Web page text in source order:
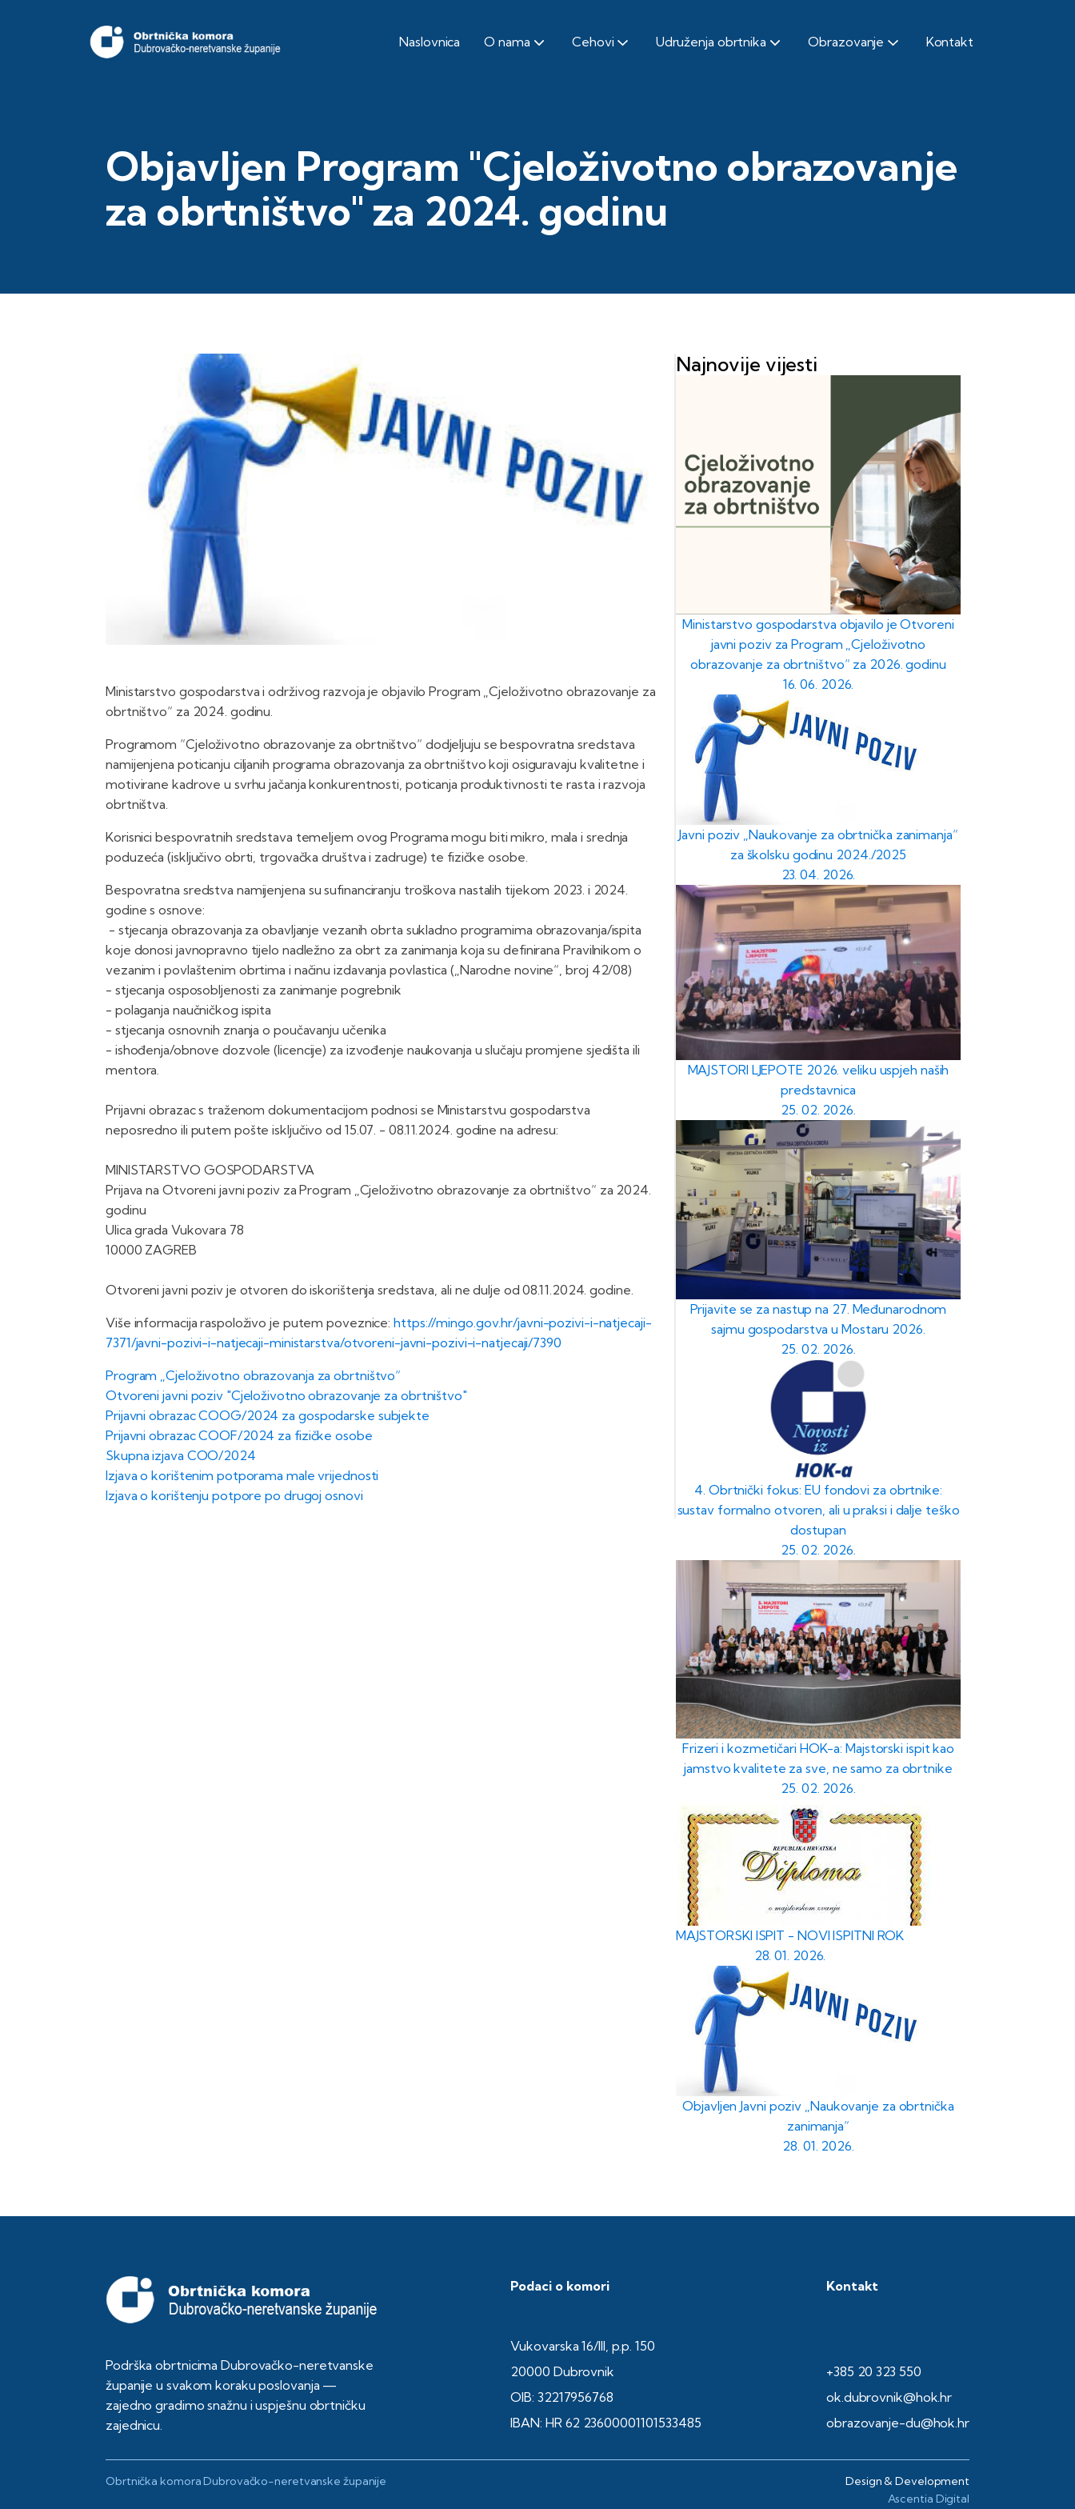
Naslovnica O nama Cehovi Udruženja obrtnika Obrazovanje Kontakt
Objavljen Program "Cjeloživotno obrazovanje
za obrtništvo" za 2024. godinu
Ministarstvo gospodarstva i održivog razvoja je objavilo Program „Cjeloživotno obrazovanje za
obrtništvo“ za 2024. godinu.
Programom “Cjeloživotno obrazovanje za obrtništvo“ dodjeljuju se bespovratna sredstava
namijenjena poticanju ciljanih programa obrazovanja za obrtništvo koji osiguravaju kvalitetne i
motivirane kadrove u svrhu jačanja konkurentnosti, poticanja produktivnosti te rasta i razvoja
obrtništva.
Korisnici bespovratnih sredstava temeljem ovog Programa mogu biti mikro, mala i srednja
poduzeća (isključivo obrti, trgovačka društva i zadruge) te fizičke osobe.
Bespovratna sredstva namijenjena su sufinanciranju troškova nastalih tijekom 2023. i 2024.
godine s osnove:
- stjecanja obrazovanja za obavljanje vezanih obrta sukladno programima obrazovanja/ispita
koje donosi javnopravno tijelo nadležno za obrt za zanimanja koja su definirana Pravilnikom o
vezanim i povlaštenim obrtima i načinu izdavanja povlastica („Narodne novine“, broj 42/08)
- stjecanja osposobljenosti za zanimanje pogrebnik
- polaganja naučničkog ispita
- stjecanja osnovnih znanja o poučavanju učenika
- ishođenja/obnove dozvole (licencije) za izvođenje naukovanja u slučaju promjene sjedišta ili
mentora.
Prijavni obrazac s traženom dokumentacijom podnosi se Ministarstvu gospodarstva
neposredno ili putem pošte isključivo od 15.07. - 08.11.2024. godine na adresu:
MINISTARSTVO GOSPODARSTVA
Prijava na Otvoreni javni poziv za Program „Cjeloživotno obrazovanje za obrtništvo“ za 2024.
godinu
Ulica grada Vukovara 78
10000 ZAGREB
Otvoreni javni poziv je otvoren do iskorištenja sredstava, ali ne dulje od 08.11.2024. godine.
Više informacija raspoloživo je putem poveznice:https://mingo.gov.hr/javni-pozivi-i-natjecaji-
7371/javni-pozivi-i-natjecaji-ministarstva/otvoreni-javni-pozivi-i-natjecaji/7390
Program „Cjeloživotno obrazovanja za obrtništvo“
Otvoreni javni poziv "Cjeloživotno obrazovanje za obrtništvo"
Prijavni obrazac COOG/2024 za gospodarske subjekte
Prijavni obrazac COOF/2024 za fizičke osobe
Skupna izjava COO/2024
Izjava o korištenim potporama male vrijednosti
Izjava o korištenju potpore po drugoj osnovi
Najnovije vijesti
Ministarstvo gospodarstva objavilo je Otvoreni
javni poziv za Program „Cjeloživotno
obrazovanje za obrtništvo“ za 2026. godinu
16. 06. 2026.
Javni poziv „Naukovanje za obrtnička zanimanja“
za školsku godinu 2024./2025
23. 04. 2026.
MAJSTORI LJEPOTE 2026. veliku uspjeh naših
predstavnica
25. 02. 2026.
Prijavite se za nastup na 27. Međunarodnom
sajmu gospodarstva u Mostaru 2026.
25. 02. 2026.
4. Obrtnički fokus: EU fondovi za obrtnike:
sustav formalno otvoren, ali u praksi i dalje teško
dostupan
25. 02. 2026.
Frizeri i kozmetičari HOK-a: Majstorski ispit kao
jamstvo kvalitete za sve, ne samo za obrtnike
25. 02. 2026.
MAJSTORSKI ISPIT - NOVI ISPITNI ROK
28. 01. 2026.
Objavljen Javni poziv „Naukovanje za obrtnička
zanimanja“
28. 01. 2026.
Podrška obrtnicima Dubrovačko-neretvanske
županije u svakom koraku poslovanja —
zajedno gradimo snažnu i uspješnu obrtničku
zajednicu.
Podaci o komori
Vukovarska 16/III, p.p. 150
20000 Dubrovnik
OIB: 32217956768
IBAN: HR 62 23600001101533485
Kontakt
+385 20 323 550
ok.dubrovnik@hok.hr
obrazovanje-du@hok.hr
Obrtnička komora Dubrovačko-neretvanske županije
Design & Development
Ascentia Digital